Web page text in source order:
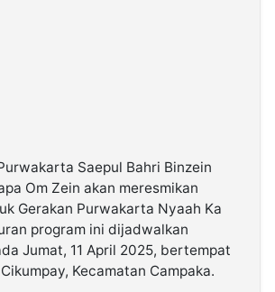
Saepul Bahri Binzein
Om Zein akan meresmikan
Gerakan Purwakarta Nyaah Ka
program ini dijadwalkan
Jumat, 11 April 2025, bertempat
Kecamatan Campaka.